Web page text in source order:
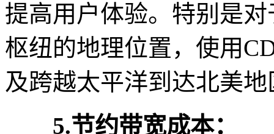
提高用户体验。特别是
枢纽的地理位置，使用
及跨越太平洋到达北美
5.节约带宽成本：